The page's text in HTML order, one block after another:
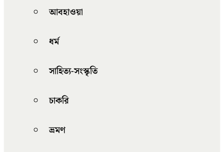
আবহাওয়া
ধর্ম
সাহিত্য-সংস্কৃতি
চাকরি
ভ্রমণ